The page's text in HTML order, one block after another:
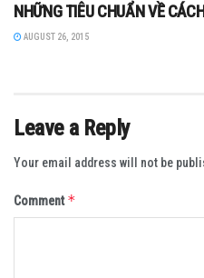
NHỮNG TIÊU CHUẨN VỀ
AUGUST 26, 2015
Leave a Reply
Your email address will not be
Comment*